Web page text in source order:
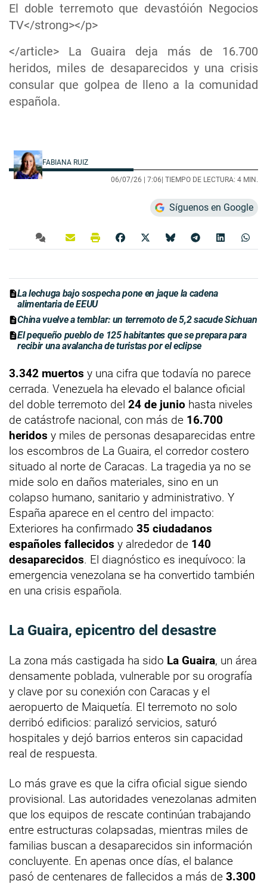
El doble terremoto que devastóión Negocios
TV</strong></p>
</article> La Guaira deja más de 16.700
heridos, miles de desaparecidos y una crisis
consular que golpea de lleno a la comunidad
española.
FABIANA RUIZ
06/07/26 | 7:06| TIEMPO DE LECTURA: 4 MIN.
Síguenos en Google
La lechuga bajo sospecha pone en jaque la cadena
alimentaria de EEUU
China vuelve a temblar: un terremoto de 5,2 sacude Sichuan
El pequeño pueblo de 125 habitantes que se prepara para
recibir una avalancha de turistas por el eclipse
3.342 muertos y una cifra que todavía no parece
cerrada. Venezuela ha elevado el balance oficial
del doble terremoto del 24 de junio hasta niveles
de catástrofe nacional, con más de 16.700
heridos y miles de personas desaparecidas entre
los escombros de La Guaira, el corredor costero
situado al norte de Caracas. La tragedia ya no se
mide solo en daños materiales, sino en un
colapso humano, sanitario y administrativo. Y
España aparece en el centro del impacto:
Exteriores ha confirmado 35 ciudadanos
españoles fallecidos y alrededor de 140
desaparecidos. El diagnóstico es inequívoco: la
emergencia venezolana se ha convertido también
en una crisis española.
La Guaira, epicentro del desastre
La zona más castigada ha sido La Guaira, un área
densamente poblada, vulnerable por su orografía
y clave por su conexión con Caracas y el
aeropuerto de Maiquetía. El terremoto no solo
derribó edificios: paralizó servicios, saturó
hospitales y dejó barrios enteros sin capacidad
real de respuesta.
Lo más grave es que la cifra oficial sigue siendo
provisional. Las autoridades venezolanas admiten
que los equipos de rescate continúan trabajando
entre estructuras colapsadas, mientras miles de
familias buscan a desaparecidos sin información
concluyente. En apenas once días, el balance
pasó de centenares de fallecidos a más de 3.300